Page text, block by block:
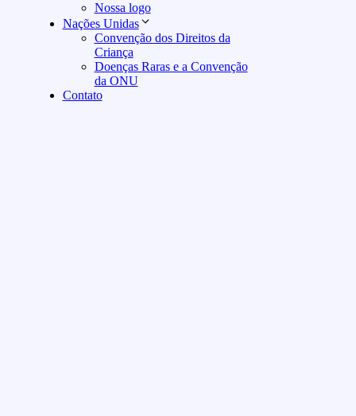
Nossa logo
Nações Unidas
Convenção dos Direitos da
Criança
Doenças Raras e a Convenção
da ONU
Contato